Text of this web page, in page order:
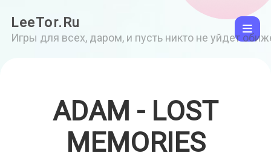
LeeTor.Ru
Игры для всех, даром, и пусть никто не уйдет
ADAM - LOST
MEMORIES